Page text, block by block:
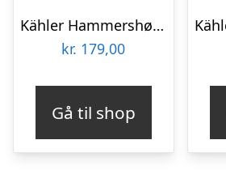
Kähler Hammershøi juletallerken – 22 cm
kr. 179,00
Gå til shop